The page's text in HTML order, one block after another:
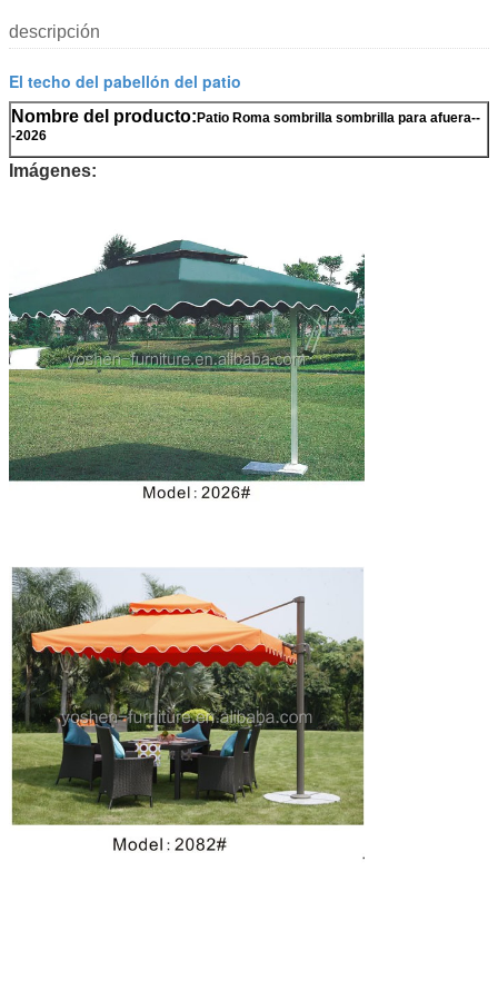
descripción
El techo del pabellón del patio
Nombre del producto:Patio Roma sombrilla sombrilla para afuera--
-2026
Imágenes: